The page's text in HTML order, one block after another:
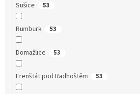
Sušice 53
Rumburk 53
Domažlice 53
Frenštát pod Radhoštěm 53